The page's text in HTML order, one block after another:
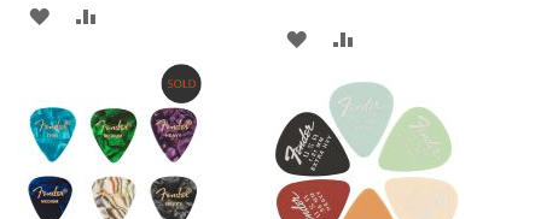
AAN
TE
VERGELIJKEN
AAN
VERLANGLIJST
TOEVOEGEN
TOE
TE
VERGELIJKEN